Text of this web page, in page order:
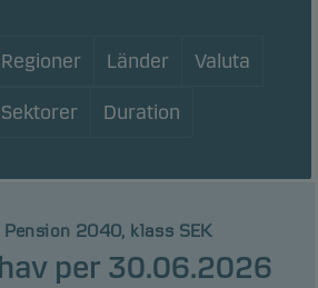
Regioner Länder Valuta
Sektorer Duration
2040, klass SEK
per 30.06.2026